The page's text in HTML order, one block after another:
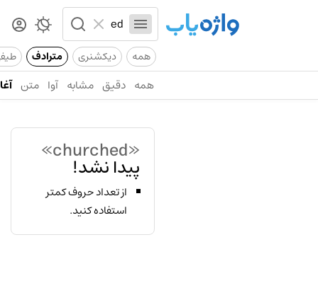
همه دیکشنری مترادف
همه دقیق مشابه آوا متن
«churched»
پیدا نشد!
از تعداد حروف کمتر
استفاده کنید.